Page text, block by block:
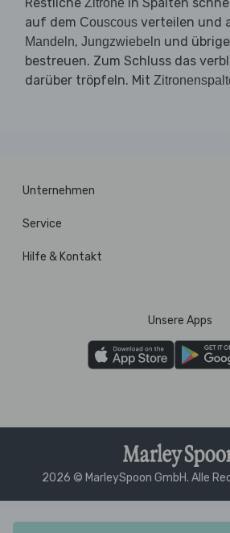
Restliche Zitrone in Spalten
auf dem Couscous verteilen und
Mandeln, Jungzwiebeln und
bestreuen. Zum Schluss das
darüber tröpfeln. Mit
Unternehmen
Service
Hilfe & Kontakt
Unsere Apps
2026 © MarleySpoon GmbH. Alle